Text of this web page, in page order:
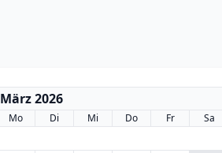
März 2026
Mo Di Mi Do Fr Sa